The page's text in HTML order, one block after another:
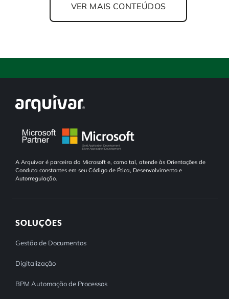
VER MAIS CONTEÚDOS
A Arquivar é parceira da Microsoft e, como tal, atende às Orientações de
Conduta constantes em seu Código de Ética, Desenvolvimento e
Autorregulação.
SOLUÇÕES
Gestão de Documentos
Digitalização
BPM Automação de Processos